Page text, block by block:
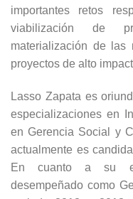
importantes retos
viabilización de
materialización de las
proyectos de alto
Lasso Zapata es
especializaciones en
en Gerencia Social y
actualmente es
En cuanto a su
desempeñado como